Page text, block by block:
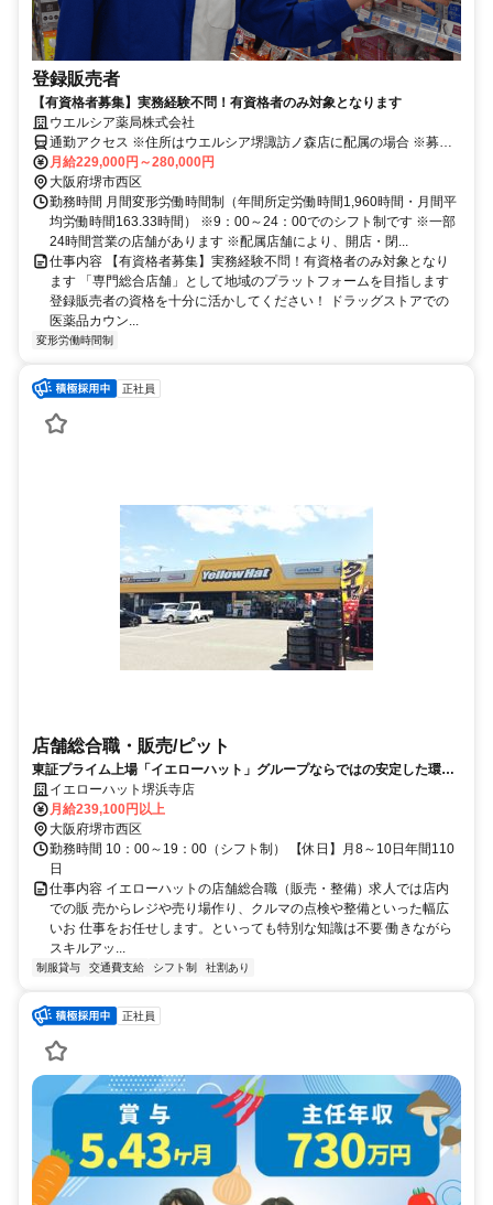
登録販売者
【有資格者募集】実務経験不問！有資格者のみ対象となります
ウエルシア薬局株式会社
通勤アクセス ※住所はウエルシア堺諏訪ノ森店に配属の場合 ※募集
店舗の配属を保証したものではございませんので予めご了承ください
※配属店舗は上記店舗以外の可能性がございます ※原則、自宅から
50km圏内、通勤片道90分圏内の いずれかの店舗への配属・転勤とな
ります(エリア職) ※勤務店舗の指定は出来かねます ■ご希望に応じて
下記勤務区分から選択 も可能です ※社宅制度・赴任手当制度あり ＜
リージョナル職＞ 異動の範囲は本拠地とその隣接県または直線距離
で概ね100km以内 ＜ナショナル職＞ 全国の店舗への異動あり ※社宅
制度・赴任手当制度あり
月給229,000円～280,000円
大阪府堺市西区
勤務時間 月間変形労働時間制（年間所定労働時間1,960時間・月間平
均労働時間163.33時間） ※9：00～24：00でのシフト制です ※一部
24時間営業の店舗があります ※配属店舗により、開店・閉...
仕事内容 【有資格者募集】実務経験不問！有資格者のみ対象となり
ます 「専門総合店舗」として地域のプラットフォームを目指します
登録販売者の資格を十分に活かしてください！ ドラッグストアでの
医薬品カウン...
変形労働時間制
正社員
店舗総合職・販売/ピット
東証プライム上場「イエローハット」グループならではの安定した環境
／店舗総合職【正社員】
イエローハット堺浜寺店
月給239,100円以上
大阪府堺市西区
勤務時間 10：00～19：00（シフト制） 【休日】月8～10日年間110
日
仕事内容 イエローハットの店舗総合職（販売・整備）求人では店内
での販 売からレジや売り場作り、クルマの点検や整備といった幅広
いお 仕事をお任せします。といっても特別な知識は不要 働きながら
スキルアッ...
制服貸与 交通費支給 シフト制 社割あり
正社員